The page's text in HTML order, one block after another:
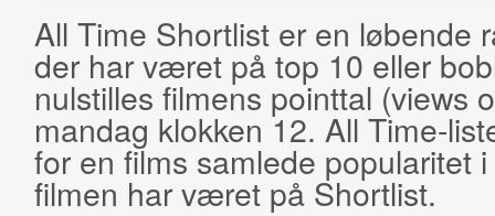
All Time Shortlist er en løbende
der har været på top 10 eller
nulstilles filmens pointtal (views
mandag klokken 12. All Time-
for en films samlede popularitet
filmen har været på Shortlist.